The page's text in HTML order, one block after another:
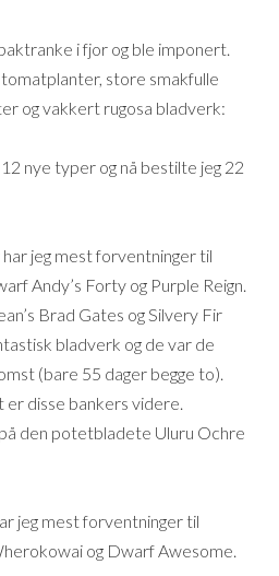
i fjor og ble imponert.
store smakfulle
og vakkert rugosa bladverk:
nye typer og nå bestilte jeg 22
jeg mest forventninger til
Andy’s Forty og Purple Reign.
Brad Gates og Silvery Fir
bladverk og de var de
(bare 55 dager begge to).
er disse bankers videre.
den potetbladete Uluru Ochre
jeg mest forventninger til
og Dwarf Awesome.